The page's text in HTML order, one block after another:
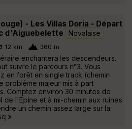
- Les Villas Doria - Départ
d'Aiguebelette
Novalaise
12 km 360 m
enchantera les descendeurs.
suivre le parcours n°3. Vous
en forêt en single track (chemin
problème majeur mis à part
Comptez environ 30 minutes de
de l'Epine et à mi-chemin aux ruines
un chemin assez large sur la
»